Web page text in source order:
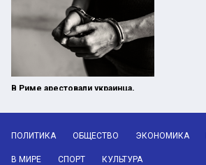
В Риме арестовали украинца,
ПОЛИТИКА ОБЩЕСТВО ЭКОНОМИКА
В МИРЕ СПОРТ КУЛЬТУРА